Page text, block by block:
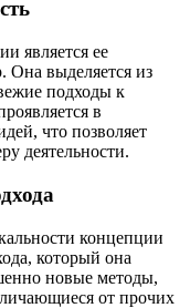
является ее
Она выделяется из
подходы к
в
что позволяет
деятельности.
концепции
который она
новые методы,
от прочих